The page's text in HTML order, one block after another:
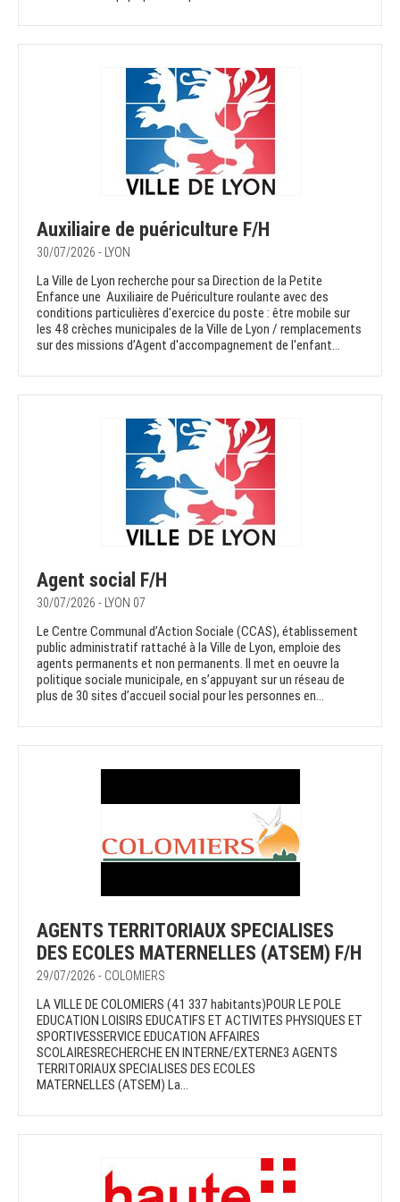
Auxiliaire de puériculture F/H
30/07/2026 - LYON
La Ville de Lyon recherche pour sa Direction de la Petite
Enfance une Auxiliaire de Puériculture roulante avec des
conditions particulières d'exercice du poste : être mobile sur
les 48 crèches municipales de la Ville de Lyon / remplacements
sur des missions d’Agent d'accompagnement de l'enfant...
Agent social F/H
30/07/2026 - LYON 07
Le Centre Communal d’Action Sociale (CCAS), établissement
public administratif rattaché à la Ville de Lyon, emploie des
agents permanents et non permanents. Il met en oeuvre la
politique sociale municipale, en s’appuyant sur un réseau de
plus de 30 sites d’accueil social pour les personnes en...
AGENTS TERRITORIAUX SPECIALISES
DES ECOLES MATERNELLES (ATSEM) F/H
29/07/2026 - COLOMIERS
LA VILLE DE COLOMIERS (41 337 habitants)POUR LE POLE
EDUCATION LOISIRS EDUCATIFS ET ACTIVITES PHYSIQUES ET
SPORTIVESSERVICE EDUCATION AFFAIRES
SCOLAIRESRECHERCHE EN INTERNE/EXTERNE3 AGENTS
TERRITORIAUX SPECIALISES DES ECOLES
MATERNELLES (ATSEM) La...